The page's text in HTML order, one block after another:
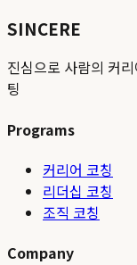
SINCERE
진심으로 사람의 커
팅
Programs
커리어 코칭
리더십 코칭
조직 코칭
Company